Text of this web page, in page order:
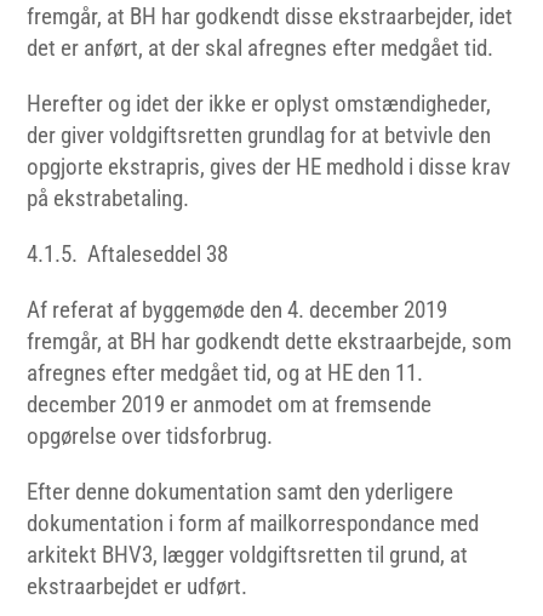
fremgår, at BH har godkendt disse ekstraarbejder, idet
det er anført, at der skal afregnes efter medgået tid.
Herefter og idet der ikke er oplyst omstændigheder,
der giver voldgiftsretten grundlag for at betvivle den
opgjorte ekstrapris, gives der HE medhold i disse krav
på ekstrabetaling.
4.1.5. Aftaleseddel 38
Af referat af byggemøde den 4. december 2019
fremgår, at BH har godkendt dette ekstraarbejde, som
afregnes efter medgået tid, og at HE den 11.
december 2019 er anmodet om at fremsende
opgørelse over tidsforbrug.
Efter denne dokumentation samt den yderligere
dokumentation i form af mailkorrespondance med
arkitekt BHV3, lægger voldgiftsretten til grund, at
ekstraarbejdet er udført.